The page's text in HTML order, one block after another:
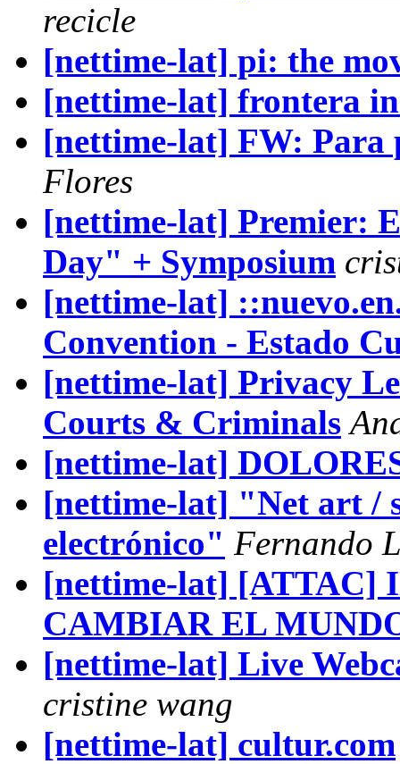
recicle
[nettime-lat] pi: the
[nettime-lat] frontera
[nettime-lat] FW: Para
Flores
[nettime-lat] Premier:
Day" + Symposium
[nettime-lat]
Convention - Estado
[nettime-lat] Privacy
Courts & Criminals
[nettime-lat]
[nettime-lat] "Net art /
electrónico" Fernando
[nettime-lat] [ATTAC]
CAMBIAR EL
[nettime-lat] Live
cristine wang
[nettime-lat] cultur.com